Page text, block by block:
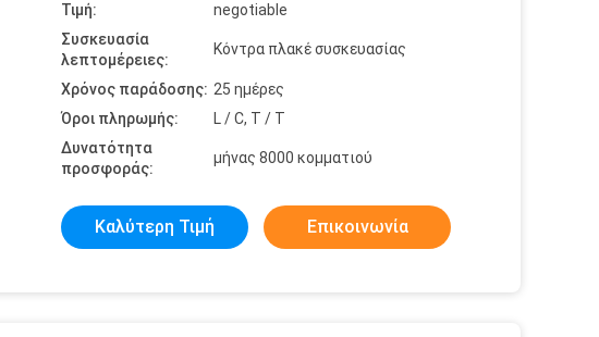
Τιμή:
negotiable
Συσκευασία
λεπτομέρειες:
Κόντρα πλακέ συσκευασίας
Χρόνος παράδοσης: 25 ημέρες
Όροι πληρωμής:
L / C, T / T
Δυνατότητα
προσφοράς:
μήνας 8000 κομματιού
Καλύτερη Τιμή Επικοινωνία